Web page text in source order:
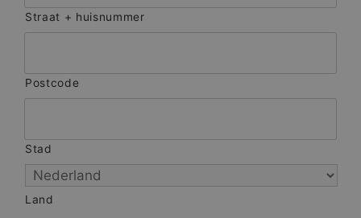
Straat + huisnummer
Postcode
Stad
Land